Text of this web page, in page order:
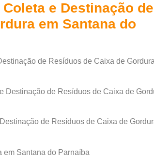
e Destinação de
em Santana do
de Resíduos de Caixa de
Destinação de Resíduos de Caixa de
de Resíduos de Caixa de